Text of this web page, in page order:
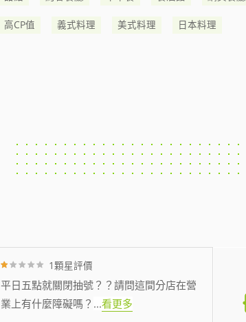
高CP值 義式料理 美式料理 日本料理
1顆星評價
平日五點就關閉抽號？？請問這間分店在營
業上有什麼障礙嗎？ ...看更多